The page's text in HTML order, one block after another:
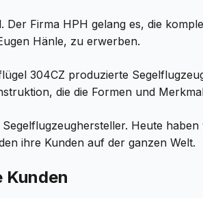
Firma HPH gelang es, die
Hänle, zu erwerben.
304CZ produzierte
die die Formen und
Heute
ihre Kunden auf der ganzen Welt.